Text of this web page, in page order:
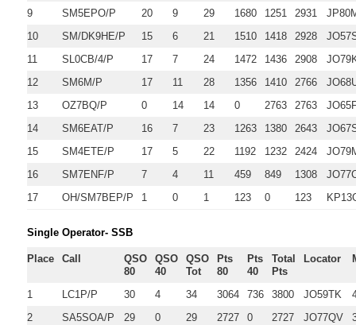
9
SM5EPO/P 20 9 29 1680 1251 2931
10
SM/DK9HE/P 15 6 21 1510 1418 2928
11
SL0CB/4/P 17 7 24 1472 1436 2908
12
SM6M/P 17 11 28 1356 1410 2766
13
OZ7BQ/P 0 14 14 0 2763 2763
14
SM6EAT/P 16 7 23 1263 1380 2643
15
SM4ETE/P 17 5 22 1192 1232 2424
16
SM7ENF/P 7 4 11 459 849 1308
17
OH/SM7BEP/P 1 0 1 123 0 123
Single Operator- SSB
Place Call
QSO
80
QSO
40
QSO
Tot
Pts
80
Pts
40
Total
Pts
Locator
1 LC1P/P 30 4 34 3064 736 3800 JO59TK
2
SA5SOA/P 29 0 29 2727 0 2727 JO77QV